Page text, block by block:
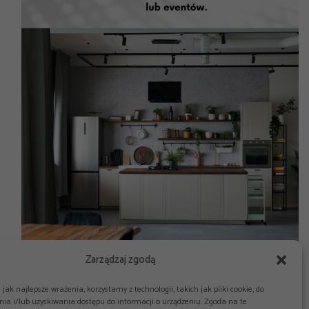
Zarządzaj zgodą
jak najlepsze wrażenia, korzystamy z technologii, takich jak pliki cookie, do
i/lub uzyskiwania dostępu do informacji o urządzeniu. Zgoda na te